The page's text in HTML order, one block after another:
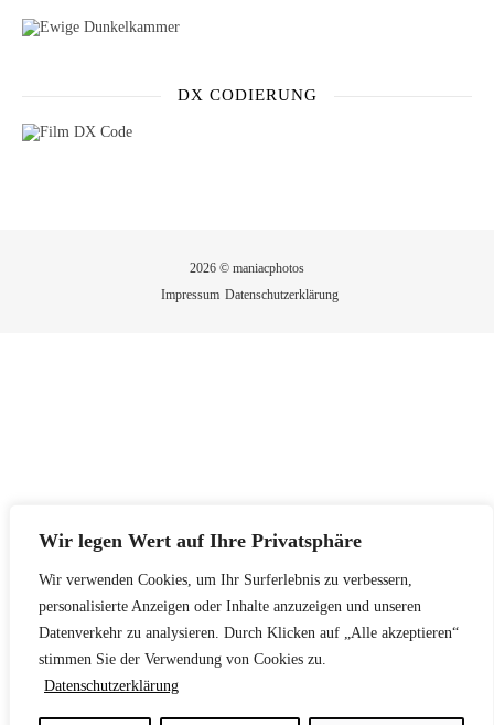
Wir legen Wert auf Ihre Privatsphäre
Wir verwenden Cookies, um Ihr Surferlebnis zu verbessern,
personalisierte Anzeigen oder Inhalte anzuzeigen und unseren
Datenverkehr zu analysieren. Durch Klicken auf „Alle akzeptieren“
stimmen Sie der Verwendung von Cookies zu.
Datenschutzerklärung
DX CODIERUNG
2026 © maniacphotos
Impressum Datenschutzerklärung